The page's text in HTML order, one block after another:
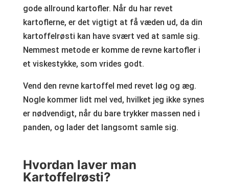
gode allround kartofler. Når du har revet
kartoflerne, er det vigtigt at få væden ud, da din
kartoffelrøsti kan have svært ved at samle sig.
Nemmest metode er komme de revne kartofler i
et viskestykke, som vrides godt.
Vend den revne kartoffel med revet løg og æg.
Nogle kommer lidt mel ved, hvilket jeg ikke synes
er nødvendigt, når du bare trykker massen ned i
panden, og lader det langsomt samle sig.
Hvordan laver man
Kartoffelrøsti?